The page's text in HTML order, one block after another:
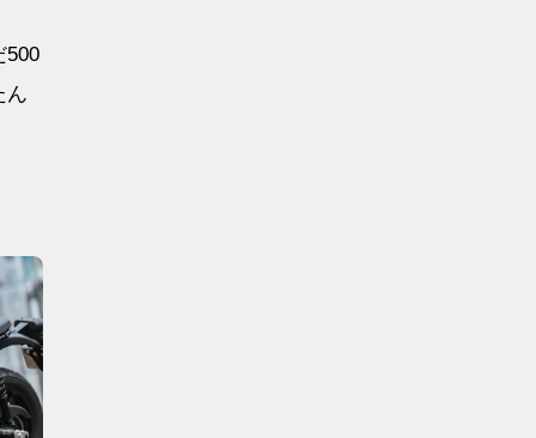
500
ん